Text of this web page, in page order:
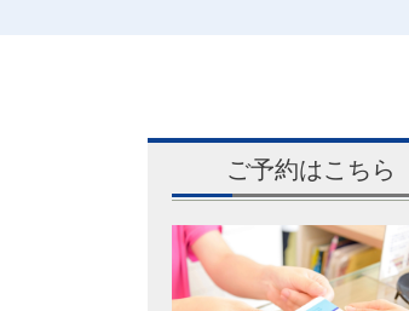
ご予約はこちら